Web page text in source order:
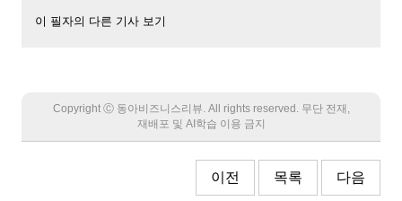
이 필자의 다른 기사 보기
Copyright Ⓒ 동아비즈니스리뷰. All rights reserved. 무단 전재,
재배포 및 AI학습 이용 금지
이전 목록 다음